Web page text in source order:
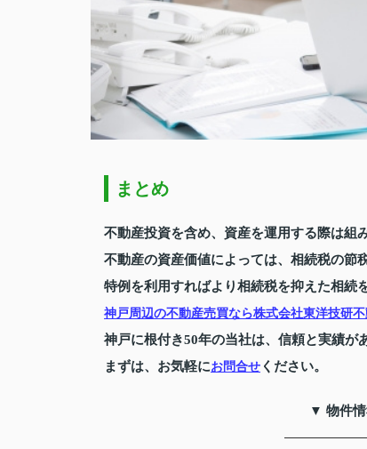
まとめ
不動産投資を含め、資産を運用する際は組
不動産の資産価値によっては、相続税の節
特例を利用すればより相続税を抑えた相続
神戸周辺の不動産売買なら株式会社東洋技研
神戸に根付き50年の当社は、信頼と実績が
まずは、お気軽にお問合せ ください。
▼ 物件